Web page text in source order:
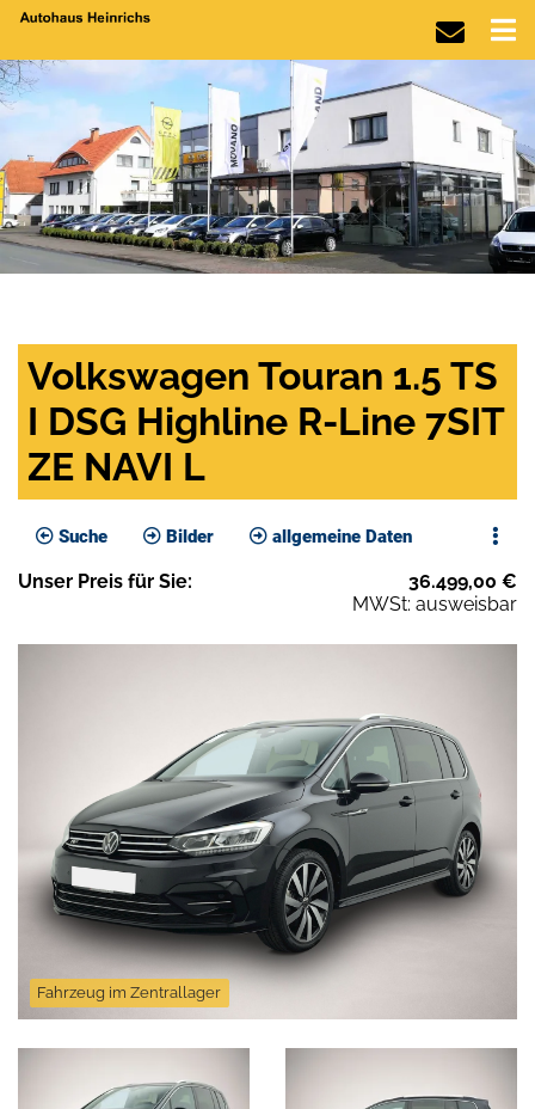
Volkswagen Touran 1.5 TS
I DSG Highline R-Line 7SIT
ZE NAVI L
Suche Bilder allgemeine Daten
Unser Preis für Sie: 36.499,00 €
MWSt: ausweisbar
Fahrzeug im Zentrallager